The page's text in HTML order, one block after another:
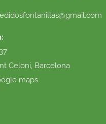
Celoni, Barcelona
maps